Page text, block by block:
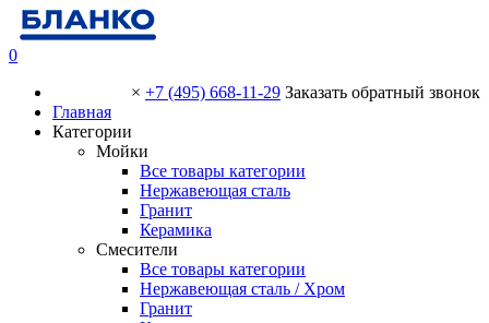
0
× +7 (495) 668-11-29 Заказать обратный звонок
Главная
Категории
Мойки
Все товары категории
Нержавеющая сталь
Гранит
Керамика
Смесители
Все товары категории
Нержавеющая сталь / Хром
Гранит